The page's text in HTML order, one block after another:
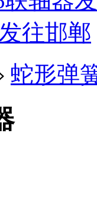
往邯郸
蛇形弹